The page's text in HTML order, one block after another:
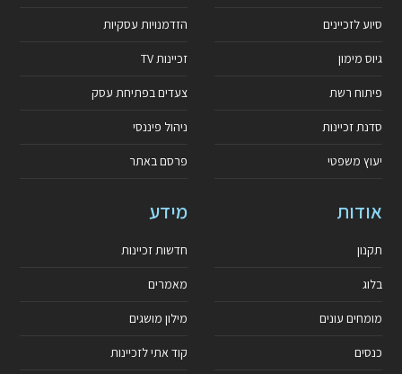
סיוע לזכיינים
גיוס מימון
פיתוח רשת
סדנת זכיינות
יעוץ משפטי
הזדמנויות עסקיות
זכיינות TV
צעדים בפתיחת עסק
ניהול פיננסי
פרסם באתר
אודות
תקנון
בלוג
מומחים עונים
כנסים
מידע
חדשות זכיינות
מאמרים
מילון מושגים
קוד אתי לזכיינות